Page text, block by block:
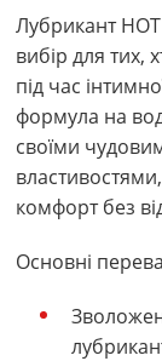
Лубрикант
вибір для тих,
під час
формула на
своїми
комфорт без
Основні